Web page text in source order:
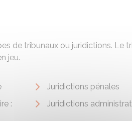
de tribunaux ou juridictions. Le
jeu.
Juridictions pénales
:
Juridictions